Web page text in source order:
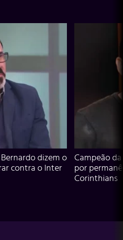
dizem o
contra o Inter
Campeão
por
Corinthians